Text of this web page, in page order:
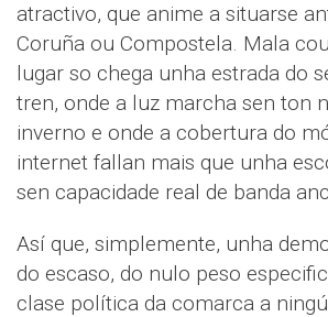
atractivo, que anime a situarse
Coruña ou Compostela. Mala
lugar so chega unha estrada do
tren, onde a luz marcha sen ton
inverno e onde a cobertura do
internet fallan mais que unha
sen capacidade real de banda
Así que, simplemente, unha
do escaso, do nulo peso
clase política da comarca a